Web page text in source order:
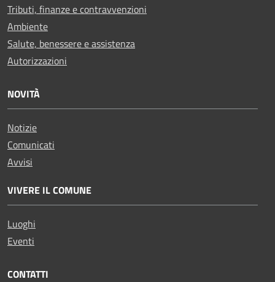
Tributi, finanze e contravvenzioni
Ambiente
Salute, benessere e assistenza
Autorizzazioni
NOVITÀ
Notizie
Comunicati
Avvisi
VIVERE IL COMUNE
Luoghi
Eventi
CONTATTI